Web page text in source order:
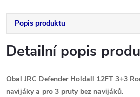
Popis produktu
Detailní popis
Obal JRC Defender Holdall 12FT 3+3
navijáky a pro 3 pruty bez navijáků.